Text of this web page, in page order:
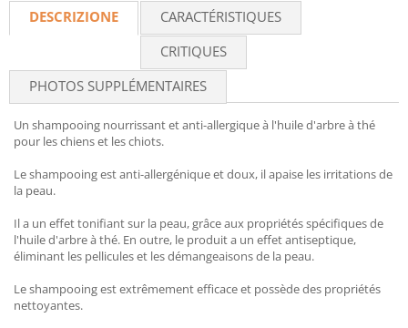
DESCRIZIONE
CARACTÉRISTIQUES
CRITIQUES
PHOTOS SUPPLÉMENTAIRES
Un shampooing nourrissant et anti-allergique à l'huile d'arbre à thé
pour les chiens et les chiots.
Le shampooing est anti-allergénique et doux, il apaise les irritations de
la peau.
Il a un effet tonifiant sur la peau, grâce aux propriétés spécifiques de
l'huile d'arbre à thé. En outre, le produit a un effet antiseptique,
éliminant les pellicules et les démangeaisons de la peau.
Le shampooing est extrêmement efficace et possède des propriétés
nettoyantes.